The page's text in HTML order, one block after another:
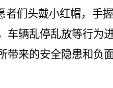
者们头戴小红帽，手
辆乱停乱放等行为
来的安全隐患和负